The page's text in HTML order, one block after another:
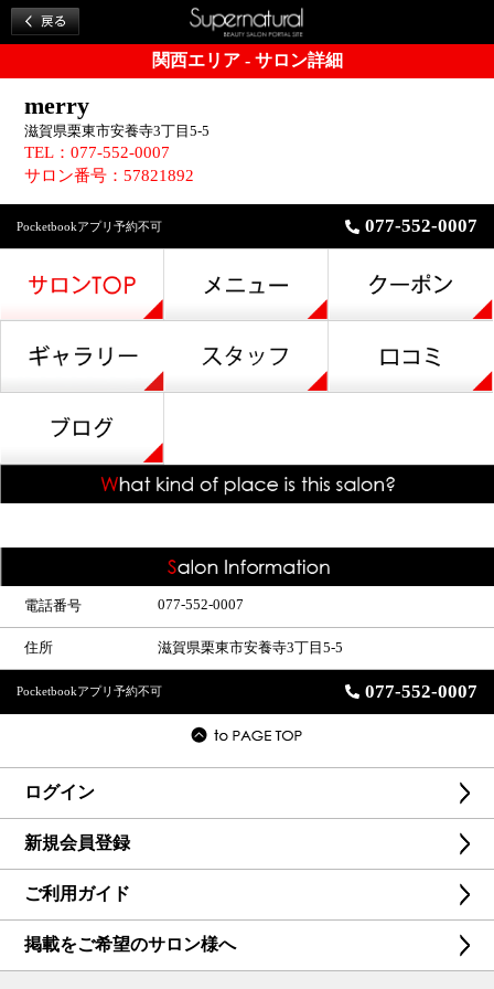
関西エリア - サロン詳細
merry
滋賀県栗東市安養寺3丁目5-5
TEL：077-552-0007
サロン番号：57821892
Pocketbookアプリ予約不可 077-552-0007
電話番号 077-552-0007
住所 滋賀県栗東市安養寺3丁目5-5
Pocketbookアプリ予約不可 077-552-0007
ログイン
新規会員登録
ご利用ガイド
掲載をご希望のサロン様へ